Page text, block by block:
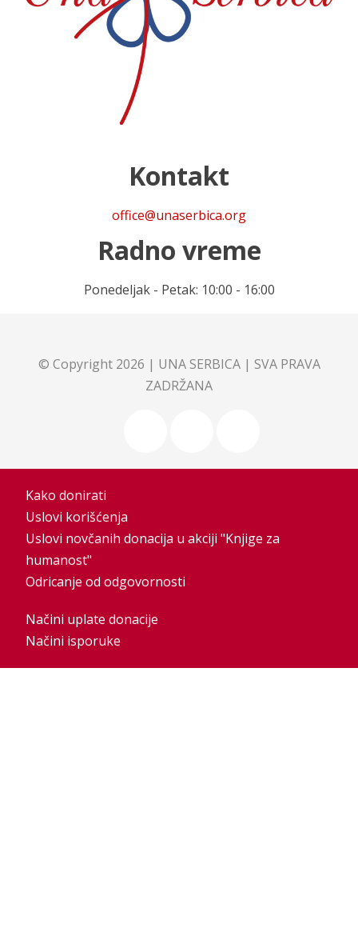
Kontakt
office@unaserbica.org
Radno vreme
Ponedeljak - Petak: 10:00 - 16:00
© Copyright 2026 | UNA SERBICA| SVA PRAVA
ZADRŽANA
Kako donirati
Uslovi korišćenja
Uslovi novčanih donacija u akciji "Knjige za
humanost"
Odricanje od odgovornosti
Načini uplate donacije
Načini isporuke